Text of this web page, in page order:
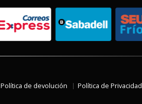
Política de devolución Política de Privacidad